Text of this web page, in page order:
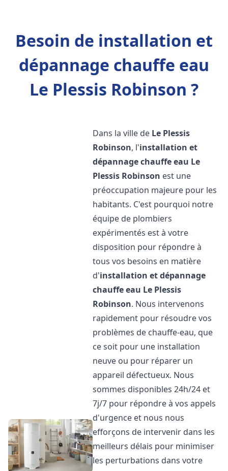
Besoin de installation et
dépannage chauffe eau
Le Plessis Robinson ?
Dans la ville de Le Plessis
Robinson, l'installation et
dépannage chauffe eau Le
Plessis Robinson est une
préoccupation majeure pour les
habitants. C'est pourquoi notre
équipe de plombiers
expérimentés est à votre
disposition pour répondre à
tous vos besoins en matière
d'installation et dépannage
chauffe eau Le Plessis
Robinson. Nous intervenons
rapidement pour résoudre vos
problèmes de chauffe-eau, que
ce soit pour une installation
neuve ou pour réparer un
appareil défectueux. Nous
sommes disponibles 24h/24 et
7j/7 pour répondre à vos appels
d'urgence et nous nous
efforçons de intervenir dans les
meilleurs délais pour minimiser
les perturbations dans votre